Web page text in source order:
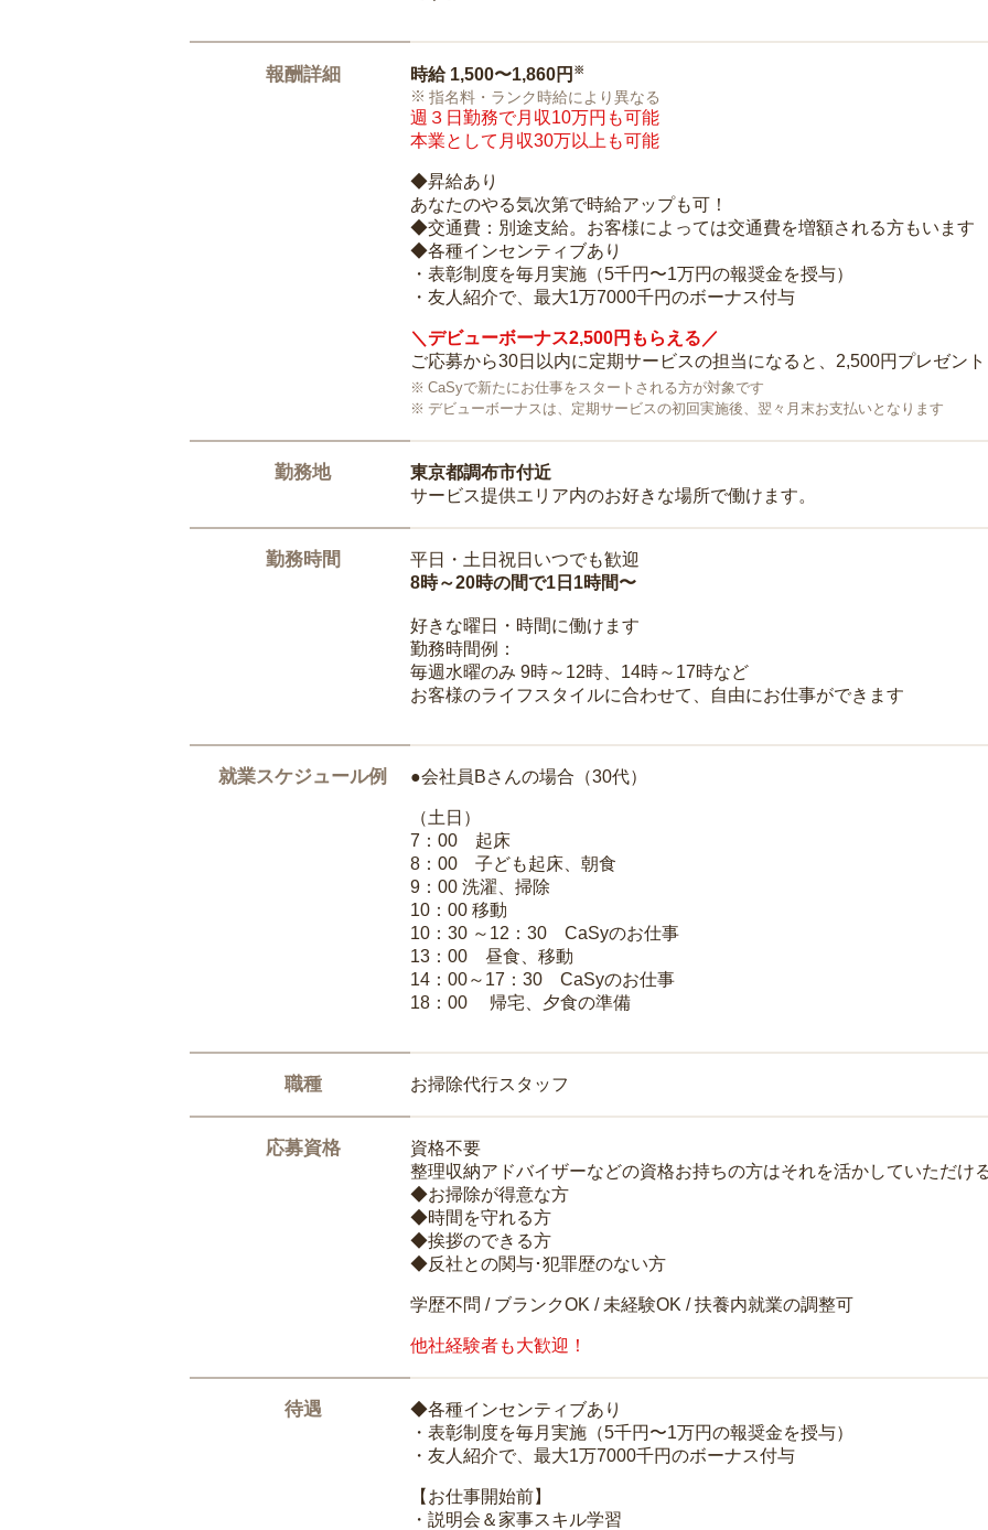
報酬詳細 時給 1,500〜1,860円 ※
指名料・ランク時給により異なる
週３日勤務で月収10万円も可能
本業として月収30万以上も可能
◆昇給あり
あなたのやる気次第で時給アップも可！
◆交通費：別途支給。お客様によっては交通費を増額される方もいます
◆各種インセンティブあり
・表彰制度を毎月実施（5千円〜1万円の報奨金を授与）
・友人紹介で、最大1万7000千円のボーナス付与
＼デビューボーナス2,500円もらえる／
ご応募から30日以内に定期サービスの担当になると、2,500円プレゼント
CaSyで新たにお仕事をスタートされる方が対象です
デビューボーナスは、定期サービスの初回実施後、翌々月末お支払いとなります
勤務地
東京都調布市付近
サービス提供エリア内のお好きな場所で働けます。
勤務時間
平日・土日祝日いつでも歓迎
8時～20時の間で1日1時間〜
好きな曜日・時間に働けます
勤務時間例：
毎週水曜のみ 9時～12時、14時～17時など
お客様のライフスタイルに合わせて、自由にお仕事ができます
就業スケジュール例 ●会社員Bさんの場合（30代）
（土日）
7：00 起床
8：00 子ども起床、朝食
9：00 洗濯、掃除
10：00 移動
10：30 ～12：30 CaSyのお仕事
13：00 昼食、移動
14：00～17：30 CaSyのお仕事
18：00 帰宅、夕食の準備
職種 お掃除代行スタッフ
応募資格
資格不要
整理収納アドバイザーなどの資格お持ちの方はそれを活かしていただけ
◆お掃除が得意な方
◆時間を守れる方
◆挨拶のできる方
◆反社との関与･犯罪歴のない方
学歴不問 / ブランクOK / 未経験OK / 扶養内就業の調整可
他社経験者も大歓迎！
待遇
◆各種インセンティブあり
・表彰制度を毎月実施（5千円〜1万円の報奨金を授与）
・友人紹介で、最大1万7000千円のボーナス付与
【お仕事開始前】
・説明会＆家事スキル学習